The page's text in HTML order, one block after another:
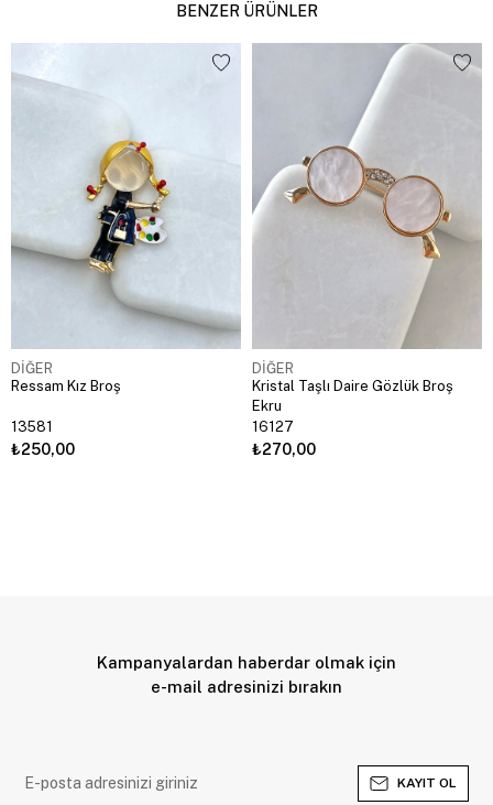
BENZER ÜRÜNLER
DİĞER
Ressam Kız Broş
13581
₺250,00
DİĞER
Kristal Taşlı Daire Gözlük Broş
Ekru
16127
₺270,00
Kampanyalardan haberdar olmak için
e-mail adresinizi bırakın
KAYIT OL